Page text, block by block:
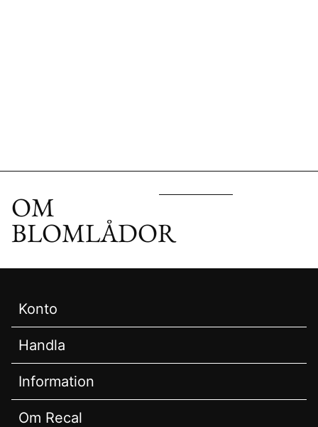
OM
BLOMLÅDOR
Konto
Handla
Information
Om Recal